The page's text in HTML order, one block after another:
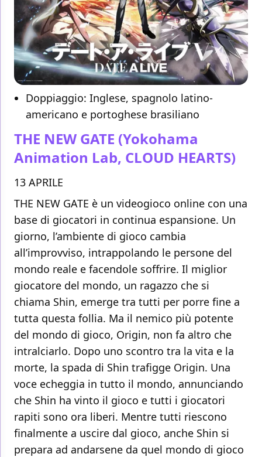
Doppiaggio: Inglese, spagnolo latino-
americano e portoghese brasiliano
THE NEW GATE (Yokohama
Animation Lab, CLOUD HEARTS)
13 APRILE
THE NEW GATE è un videogioco online con una
base di giocatori in continua espansione. Un
giorno, l’ambiente di gioco cambia
all’improvviso, intrappolando le persone del
mondo reale e facendole soffrire. Il miglior
giocatore del mondo, un ragazzo che si
chiama Shin, emerge tra tutti per porre fine a
tutta questa follia. Ma il nemico più potente
del mondo di gioco, Origin, non fa altro che
intralciarlo. Dopo uno scontro tra la vita e la
morte, la spada di Shin trafigge Origin. Una
voce echeggia in tutto il mondo, annunciando
che Shin ha vinto il gioco e tutti i giocatori
rapiti sono ora liberi. Mentre tutti riescono
finalmente a uscire dal gioco, anche Shin si
prepara ad andarsene da quel mondo di gioco